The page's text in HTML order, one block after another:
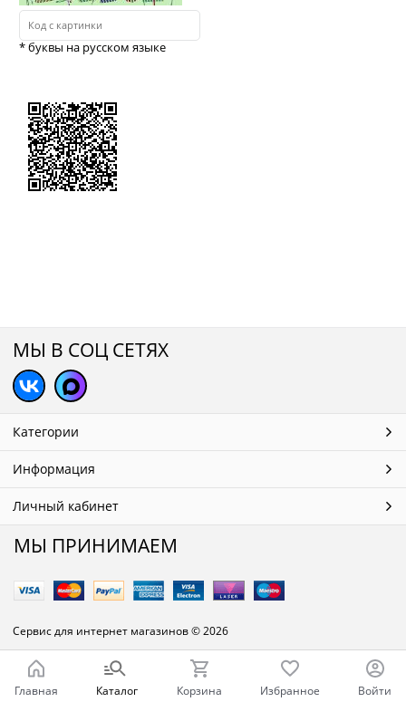
* буквы на русском языке
МЫ В СОЦ СЕТЯХ
Категории
Информация
Личный кабинет
МЫ ПРИНИМАЕМ
Сервис для интернет магазинов© 2026
Главная Каталог Корзина Избранное Войти